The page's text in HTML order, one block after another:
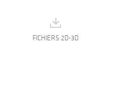
FICHIERS 2D-3D